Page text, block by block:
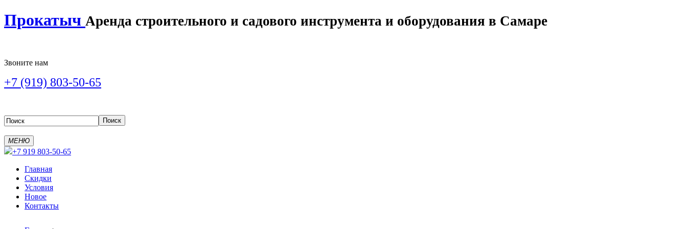
Прокатыч Аренда строительного и садового инструмента и оборудования в Самаре
Звоните нам
+7 (919) 803-50-65
МЕНЮ
+7 919 803-50-65
Главная
Скидки
Условия
Новое
Контакты